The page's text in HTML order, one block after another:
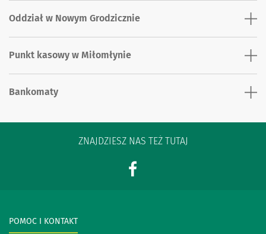
Oddział w Nowym Grodzicznie
Punkt kasowy w Miłomłynie
Bankomaty
ZNAJDZIESZ NAS TEŻ TUTAJ
POMOC I KONTAKT